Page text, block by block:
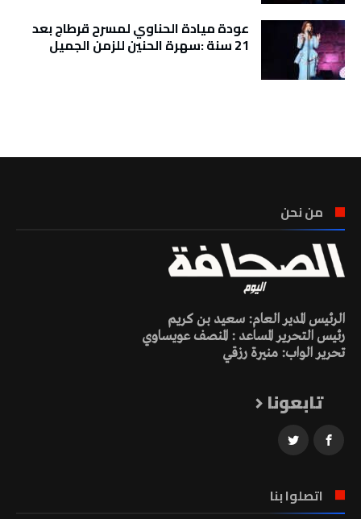
عودة ميادة الحناوي لمسرح قرطاج بعد
21 سنة :سهرة الحنين للزمن الجميل
من نحن
الرئيس المدير العام: سعيد بن كريم
رئيس التحرير المساعد : المنصف عويساوي
تحرير الواب: منيرة رزقي
تابعونا
اتصلوا بنا